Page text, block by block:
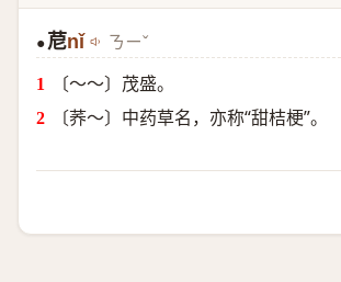
● 苨nǐ ㄋㄧˇ
〔～～〕茂盛。
〔荞～〕中药草名，亦称“甜桔梗”。